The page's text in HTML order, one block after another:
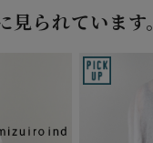
見られています。